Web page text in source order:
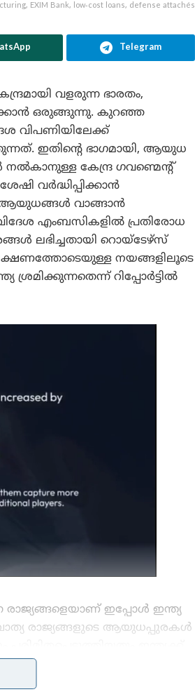
EXIM Bank, low-cost loans, defense attachés
Telegram
വളരുന്ന ഭാരതം,
ഒരുങ്ങുന്നു. കുറഞ്ഞ
വിപണിയിലേക്ക്
ഇതിൻ്റെ ഭാഗമായി, ആയുധ
കേന്ദ്ര ഗവണ്മെൻ്റ്
വർദ്ധിപ്പിക്കാൻ
ആയുധങ്ങൾ വാങ്ങാൻ
എംബസികളിൽ പ്രതിരോധ
ലഭിച്ചതായി റൊയ്ടേഴ്സ്
നയങ്ങളിലൂടെ
റിപ്പോർട്ടിൽ
ഇപ്പോൾ ഇന്ത്യ
രാജ്യങ്ങളുടെ ആയുധപ്പുരകൾ
രാജ്യങ്ങളുടേയും,